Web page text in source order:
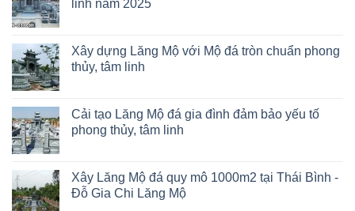
linh năm 2025
Xây dựng Lăng Mộ với Mộ đá tròn chuẩn phong
thủy, tâm linh
Cải tạo Lăng Mộ đá gia đình đảm bảo yếu tố
phong thủy, tâm linh
Xây Lăng Mộ đá quy mô 1000m2 tại Thái Bình -
Đỗ Gia Chi Lăng Mộ